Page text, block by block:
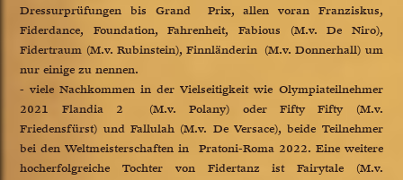
Dressurprüfungen bis Grand Prix, allen voran Franziskus,
Fiderdance, Foundation, Fahrenheit, Fabious (M.v. De Niro),
Fidertraum (M.v. Rubinstein), Finnländerin (M.v. Donnerhall) um
nur einige zu nennen.
- viele Nachkommen in der Vielseitigkeit wie Olympiateilnehmer
2021 Flandia 2 (M.v. Polany) oder Fifty Fifty (M.v.
Friedensfürst) und Fallulah (M.v. De Versace), beide Teilnehmer
bei den Weltmeisterschaften in Pratoni-Roma 2022. Eine weitere
hocherfolgreiche Tochter von Fidertanz ist Fairytale (M.v.